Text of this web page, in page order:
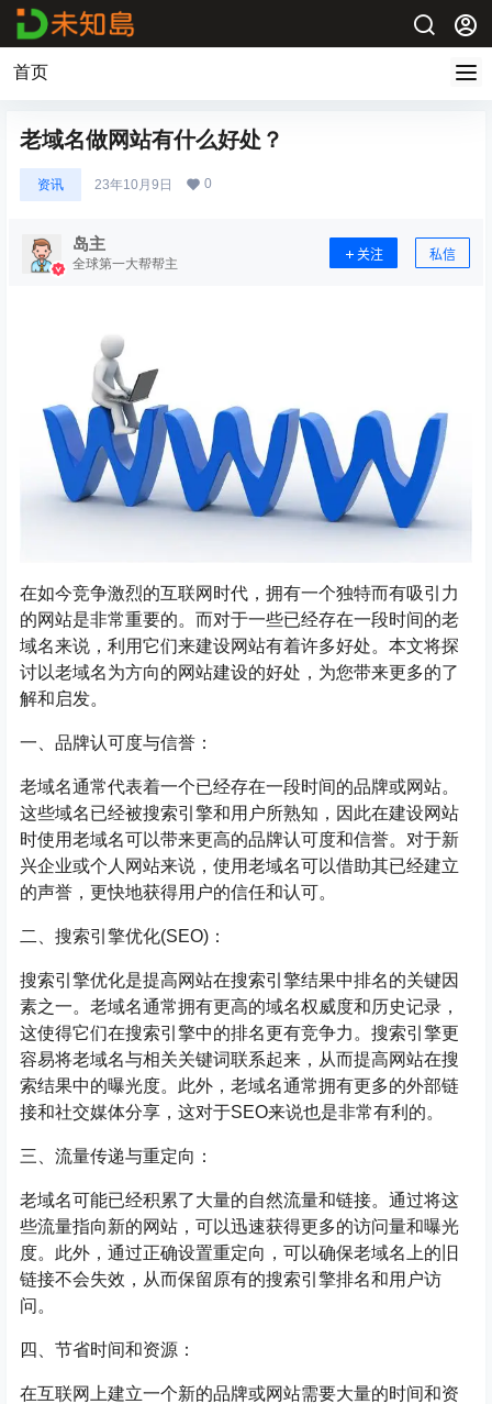
首页
老域名做网站有什么好处？
资讯 23年10月9日 0
岛主
全球第一大帮帮主
关注 私信
在如今竞争激烈的互联网时代，拥有一个独特而有吸引力
的网站是非常重要的。而对于一些已经存在一段时间的老
域名来说，利用它们来建设网站有着许多好处。本文将探
讨以老域名为方向的网站建设的好处，为您带来更多的了
解和启发。
一、品牌认可度与信誉：
老域名通常代表着一个已经存在一段时间的品牌或网站。
这些域名已经被搜索引擎和用户所熟知，因此在建设网站
时使用老域名可以带来更高的品牌认可度和信誉。对于新
兴企业或个人网站来说，使用老域名可以借助其已经建立
的声誉，更快地获得用户的信任和认可。
二、搜索引擎优化(SEO)：
搜索引擎优化是提高网站在搜索引擎结果中排名的关键因
素之一。老域名通常拥有更高的域名权威度和历史记录，
这使得它们在搜索引擎中的排名更有竞争力。搜索引擎更
容易将老域名与相关关键词联系起来，从而提高网站在搜
索结果中的曝光度。此外，老域名通常拥有更多的外部链
接和社交媒体分享，这对于SEO来说也是非常有利的。
三、流量传递与重定向：
老域名可能已经积累了大量的自然流量和链接。通过将这
些流量指向新的网站，可以迅速获得更多的访问量和曝光
度。此外，通过正确设置重定向，可以确保老域名上的旧
链接不会失效，从而保留原有的搜索引擎排名和用户访
问。
四、节省时间和资源：
在互联网上建立一个新的品牌或网站需要大量的时间和资